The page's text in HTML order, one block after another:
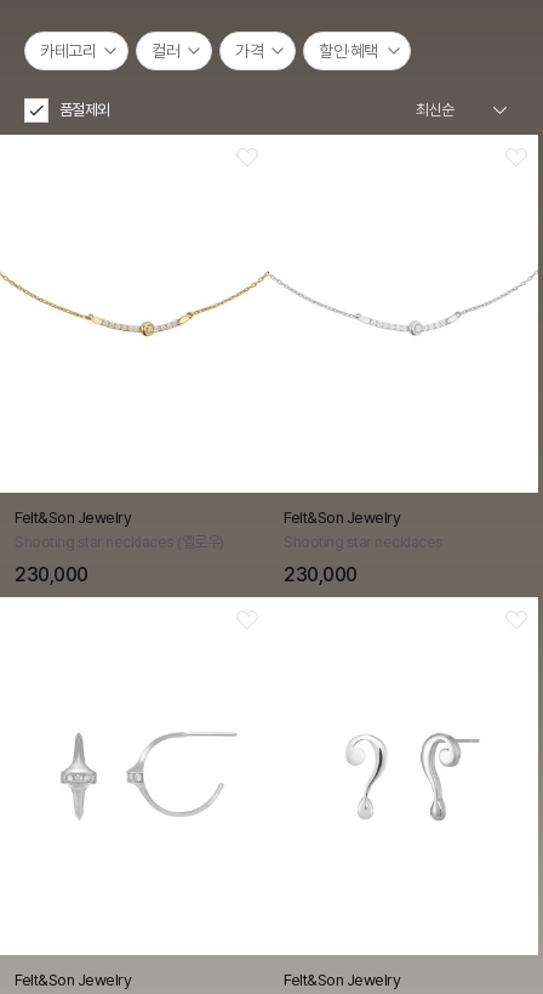
카테고리 컬러 가격 할인·혜택
품절제외
Felt&Son Jewelry
Shooting star necklaces (옐로우)
230,000
Felt&Son Jewelry
Shooting star necklaces
230,000
Felt&Son Jewelry
Felt&Son Jewelry